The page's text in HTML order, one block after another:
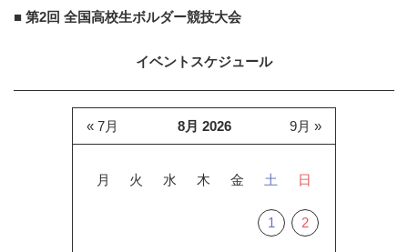
■ 第2回 全国高校生ボルダー競技大会
イベントスケジュール
8月 2026
月 火 水 木 金 土 日
1 2
« 7月 9月 »